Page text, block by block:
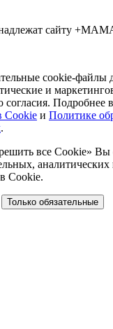
сайту
cookie-файлы
и
согласия. Подробнее в
Cookie и Политике
.
все Cookie» Вы
аналитических
Cookie.
Только обязательные